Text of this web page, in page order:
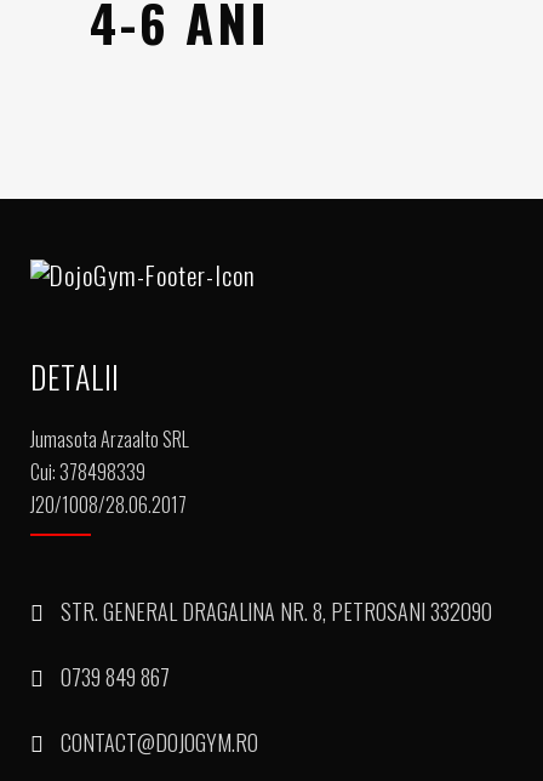
4-6 ANI
DETALII
Jumasota Arzaalto SRL
Cui: 378498339
J20/1008/28.06.2017
STR. GENERAL DRAGALINA NR. 8, PETROSANI 332090
0739 849 867
CONTACT@DOJOGYM.RO